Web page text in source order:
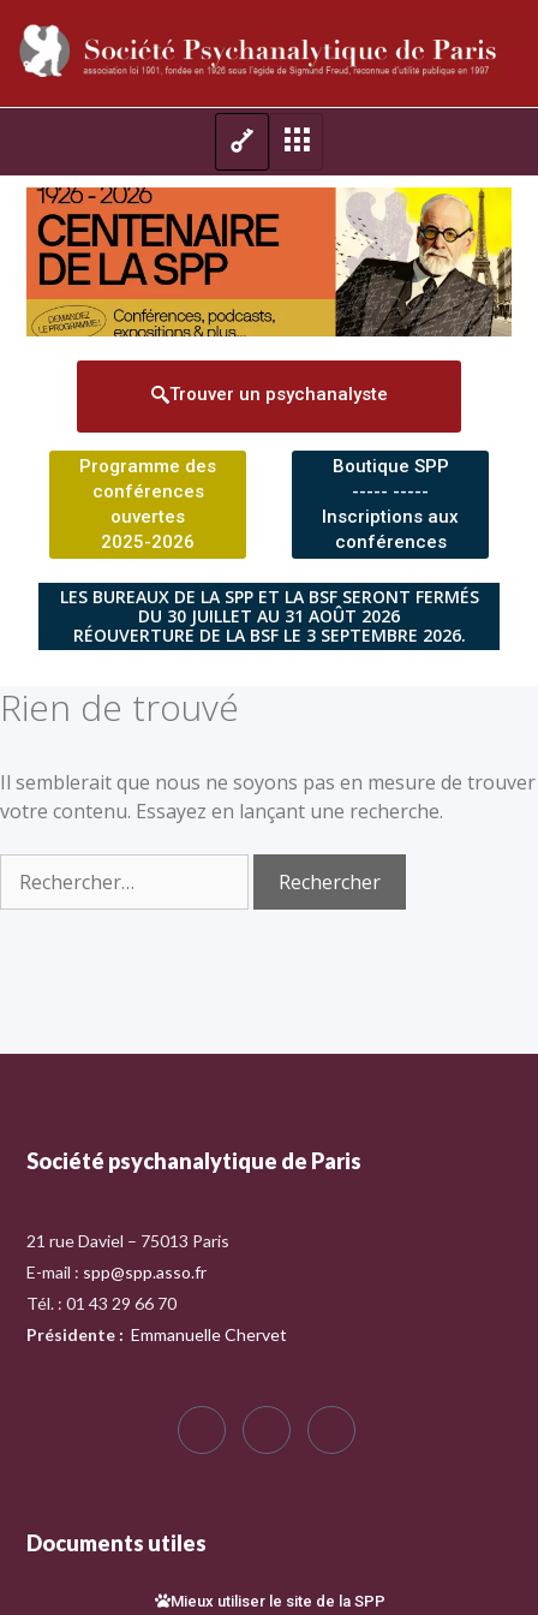
Trouver un psychanalyste
Programme des
conférences
ouvertes
2025-2026
Boutique SPP
----- -----
Inscriptions aux
conférences
LES BUREAUX DE LA SPP ET LA BSF SERONT FERMÉS
DU 30 JUILLET AU 31 AOÛT 2026
RÉOUVERTURE DE LA BSF LE 3 SEPTEMBRE 2026.
Rien de trouvé
Il semblerait que nous ne soyons pas en mesure de trouver
votre contenu. Essayez en lançant une recherche.
Société psychanalytique de Paris
21 rue Daviel – 75013 Paris
E-mail : spp@spp.asso.fr
Tél. : 01 43 29 66 70
Présidente : Emmanuelle Chervet
Documents utiles
Mieux utiliser le site de la SPP